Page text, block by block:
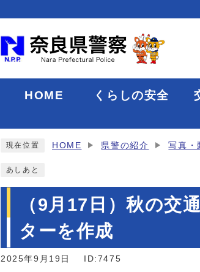
HOME くらしの安全
現在位置 HOME 県警の紹介 写真・
あしあと
（9月17日）秋の交
ターを作成
2025年9月19日 ID:7475